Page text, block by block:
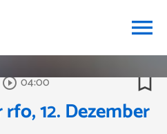
menu
play_circle_outline04:00 bookmark_border
12. Dezember